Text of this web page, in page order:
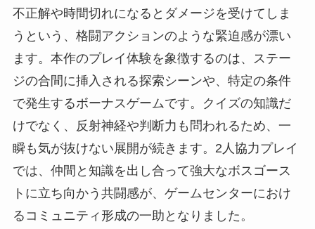
不正解や時間切れになるとダメージを受けてしま
うという、格闘アクションのような緊迫感が漂い
ます。本作のプレイ体験を象徴するのは、ステー
ジの合間に挿入される探索シーンや、特定の条件
で発生するボーナスゲームです。クイズの知識だ
けでなく、反射神経や判断力も問われるため、一
瞬も気が抜けない展開が続きます。2人協力プレイ
では、仲間と知識を出し合って強大なボスゴース
トに立ち向かう共闘感が、ゲームセンターにおけ
るコミュニティ形成の一助となりました。